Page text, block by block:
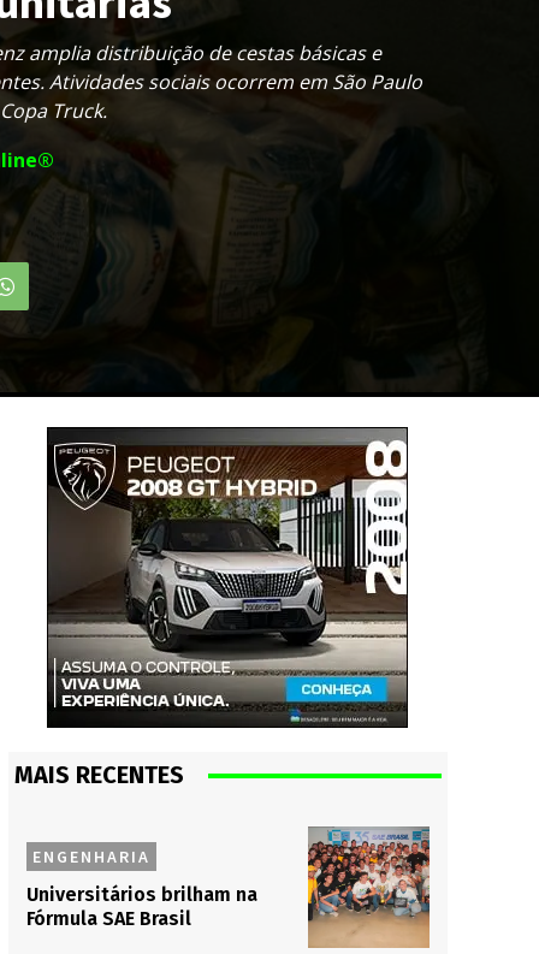
amplia distribuição de cestas básicas e
Atividades sociais ocorrem em São Paulo
Truck.
MAIS RECENTES
ENGENHARIA
Universitários brilham na
Fórmula SAE Brasil